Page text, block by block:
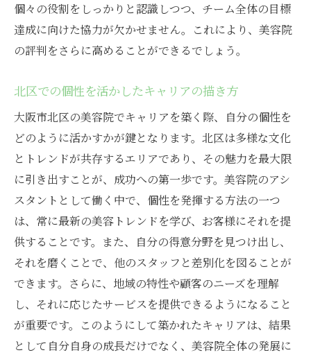
個々の役割をしっかりと認識しつつ、チーム全体の目標
達成に向けた協力が欠かせません。これにより、美容院
の評判をさらに高めることができるでしょう。
北区での個性を活かしたキャリアの描き方
大阪市北区の美容院でキャリアを築く際、自分の個性を
どのように活かすかが鍵となります。北区は多様な文化
とトレンドが共存するエリアであり、その魅力を最大限
に引き出すことが、成功への第一歩です。美容院のアシ
スタントとして働く中で、個性を発揮する方法の一つ
は、常に最新の美容トレンドを学び、お客様にそれを提
供することです。また、自分の得意分野を見つけ出し、
それを磨くことで、他のスタッフと差別化を図ることが
できます。さらに、地域の特性や顧客のニーズを理解
し、それに応じたサービスを提供できるようになること
が重要です。このようにして築かれたキャリアは、結果
として自分自身の成長だけでなく、美容院全体の発展に